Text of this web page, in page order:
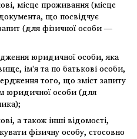
місце проживання (місце
що посвідчує
(для фізичної особи —
юридичної особи, яка
ім'я та по батькові особи,
того, що зміст запиту
юридичної особи (для
а також інші відомості,
фізичну особу, стосовно